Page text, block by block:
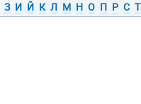
З И Й К Л М Н О П Р С Т